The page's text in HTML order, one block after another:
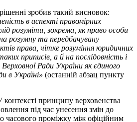
зробив такий висновок:
в аспекті правомірних
розуміти, зокрема, як право особи
розумну та передбачувану
права, чітке розуміння юридичних
приписів, а й на послідовність і
Ради України як єдиного
в Україні» (останній абзац пункту
принципу верховенства
під час унесення змін до
часового проміжку між офіційним